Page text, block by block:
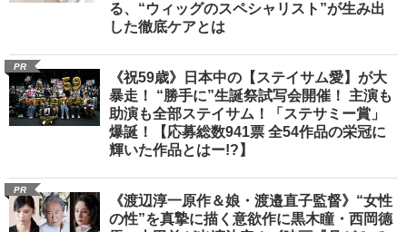
る、“ウィッグのスペシャリスト”が生み出
した徹底ケアとは
PR
《祝59歳》日本中の【ステイサム愛】が大
暴走！ “勝手に”生誕祭試写会開催！ 主演も
助演も全部ステイサム！「ステサミー賞」
爆誕！【応募総数941票 全54作品の栄冠に
輝いた作品とはー!?】
PR
《渡辺淳一原作＆娘・渡邉直子監督》“女性
の性”を真摯に描く意欲作に黒木瞳・西岡德